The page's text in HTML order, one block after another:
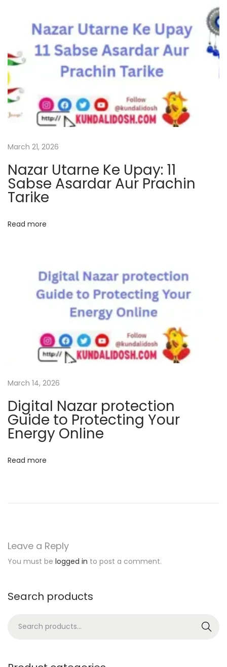
t
p
o
s
a
k
e
s
Y
o
g
a
I
A
d
I
t
B
t
s
r
u
March 21, 2026
Nazar Utarne Ke Upay: 11
Sabse Asardar Aur Prachin
Tarike
Read more
March 14, 2026
Digital Nazar protection
Guide to Protecting Your
Energy Online
Read more
Leave a Reply
You must be logged in to post a comment.
Search products
r
Search